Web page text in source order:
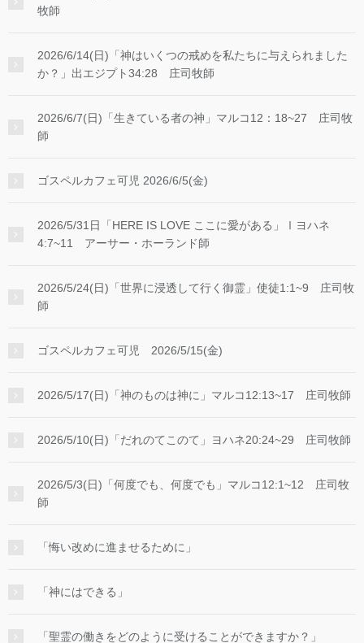
牧師
2026/6/14(日)「神はいくつの戒めを私たちに与えられました
か？」出エジプト34:28 庄司牧師
2026/6/7(日)「生きている者の神」マルコ12：18~27 庄司牧
師
ゴスペルカフェ可児 2026/6/5(金)
2026/5/31日「HERE IS LOVE ここに愛がある」Ⅰヨハネ
4:7~11 アーサー・ホーランド師
2026/5/24(日)「世界に浸透して行く御霊」使徒1:1~9 庄司牧
師
ゴスペルカフェ可児 2026/5/15(金)
2026/5/17(日)「神のものは神に」マルコ12:13~17 庄司牧師
2026/5/10(日)「だれのてこのて」ヨハネ20:24~29 庄司牧師
2026/5/3(日)「何度でも、何度でも」マルコ12:1~12 庄司牧
師
「悔い改めに進ませるために」
「神にはできる」
「聖霊の働きをどのように受けることができますか？」